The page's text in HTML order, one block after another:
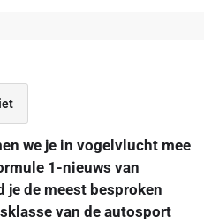
we je in vogelvlucht mee
1-nieuws van
je de meest besproken
van de autosport